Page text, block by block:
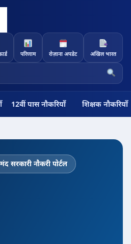
परिणाम रोज़ाना अपडेट अखिल भारत
12वीं पास नौकरियाँ शिक्षक नौकरियाँ
सरकारी नौकरी पोर्टल